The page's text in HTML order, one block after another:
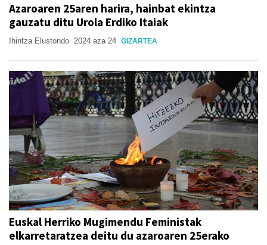
Azaroaren 25aren harira, hainbat ekintza
gauzatu ditu Urola Erdiko Itaiak
Ihintza Elustondo 2024 aza 24 GIZARTEA
Euskal Herriko Mugimendu Feministak
elkarretaratzea deitu du azaroaren 25erako